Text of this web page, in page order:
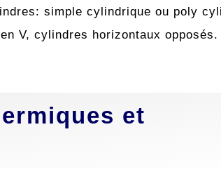
simple cylindrique ou poly
V, cylindres horizontaux opposés.
et